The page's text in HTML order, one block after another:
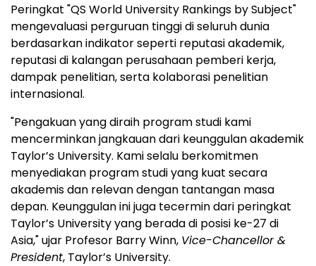
Peringkat "QS World University Rankings by Subject"
mengevaluasi perguruan tinggi di seluruh dunia
berdasarkan indikator seperti reputasi akademik,
reputasi di kalangan perusahaan pemberi kerja,
dampak penelitian, serta kolaborasi penelitian
internasional.
"Pengakuan yang diraih program studi kami
mencerminkan jangkauan dari keunggulan akademik
Taylor’s University. Kami selalu berkomitmen
menyediakan program studi yang kuat secara
akademis dan relevan dengan tantangan masa
depan. Keunggulan ini juga tecermin dari peringkat
Taylor’s University yang berada di posisi ke-27 di
Asia," ujar Profesor Barry Winn, Vice-Chancellor &
President, Taylor’s University.